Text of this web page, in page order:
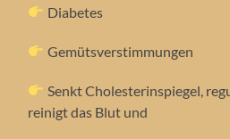
Diabetes
Gemütsverstimmungen
Senkt Cholesterinspiegel,
reinigt das Blut und